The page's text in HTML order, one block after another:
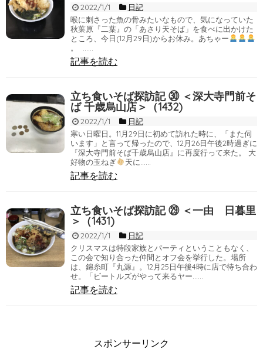
2022/1/1
日記
喉に刺さった魚の骨みたいなもので、気になっていた
秋葉原『二葉』の「あさり天そば」を食べに出かけた
ところ、今日(12月29日)からお休み。あちゃー
。 ……
記事を読む
立ち食いそば探訪記 ㉚ ＜深大寺門前そ
ば 千歳烏山店＞（1432)
2022/1/1
日記
寒い日曜日。11月29日に初めて訪れた時に、「また伺
います」と言って帰ったので、12月26日午後2時過ぎに
『深大寺門前そば千歳烏山店』に再度行って来た。 大
好物の玉ねぎ
天に……
記事を読む
立ち食いそば探訪記 ㉙ ＜一由 日暮里
＞（1431)
2022/1/1
日記
クリスマスは特段家族とパーティということもなく、
この会で知り合った仲間とオフ会を挙行した。場所
は、錦糸町『丸源』。12月25日午後4時に店で待ち合わ
せ。「ビートルズがやって来るヤー……
記事を読む
スポンサーリンク